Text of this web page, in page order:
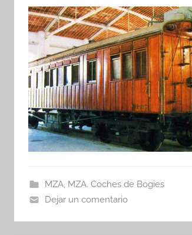
MZA, MZA. Coches de Bogies
Dejar un comentario